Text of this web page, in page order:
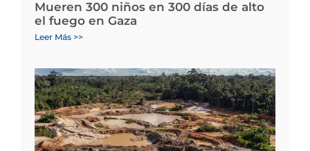
Mueren 300 niños en 300 días de alto
el fuego en Gaza
Leer Más >>